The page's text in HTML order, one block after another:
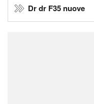
Dr dr F35 nuove